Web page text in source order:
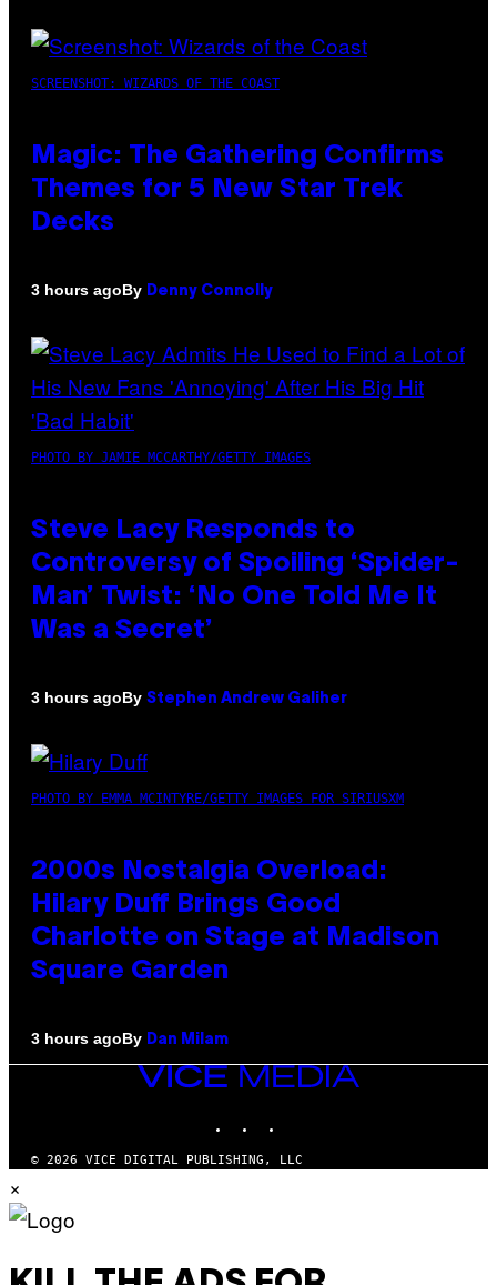
SCREENSHOT: WIZARDS OF THE COAST
Magic: The Gathering Confirms
Themes for 5 New Star Trek
Decks
3 hours agoBy Denny Connolly
PHOTO BY JAMIE MCCARTHY/GETTY IMAGES
Steve Lacy Responds to
Controversy of Spoiling ‘Spider-
Man’ Twist: ‘No One Told Me It
Was a Secret’
3 hours agoBy Stephen Andrew Galiher
PHOTO BY EMMA MCINTYRE/GETTY IMAGES FOR SIRIUSXM
2000s Nostalgia Overload:
Hilary Duff Brings Good
Charlotte on Stage at Madison
Square Garden
3 hours agoBy Dan Milam
VICE
MEDIA
© 2026 VICE DIGITAL PUBLISHING, LLC
×